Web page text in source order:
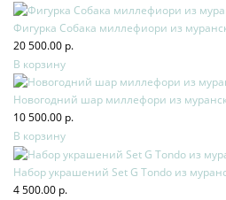
Фигурка Собака миллефиори из
20 500.00 р.
В корзину
Новогодний шар миллефори из
10 500.00 р.
В корзину
Набор украшений Set G Tondo из
4 500.00 р.